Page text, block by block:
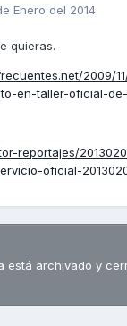
Enero del 2014
quieras.
2009/
en-taller-oficial-
reportajes/
oficial-
está archivado y